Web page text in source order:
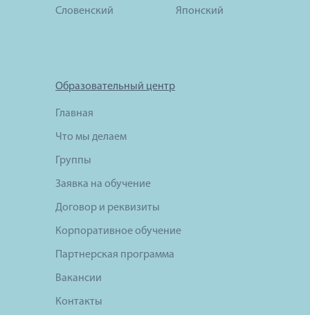
Словенский Японский
Образовательный центр
Главная
Что мы делаем
Группы
Заявка на обучение
Договор и реквизиты
Корпоративное обучение
Партнерская программа
Вакансии
Контакты